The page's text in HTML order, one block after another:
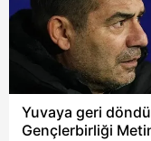
Yuvaya geri
Gençlerbirliği